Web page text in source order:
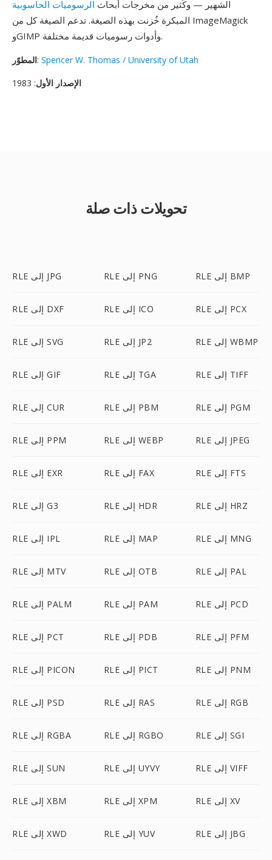
الشهير — وكُثير من مخرجات أبحاث الرسوميات الحاسوبية
المبكرة خُزنت بهذه الصيغة. تدعم الصيغة كل من ImageMagick
وGIMP وأدوات رسوميات قديمة مختلفة.
المطوّر: Spencer W. Thomas / University of Utah
الإصدار الأول: 1983
تحويلات ذات صلة
RLE إلى JPG RLE إلى PNG RLE إلى BMP
RLE إلى DXF RLE إلى ICO RLE إلى PCX
RLE إلى SVG RLE إلى JP2 RLE إلى WBMP
RLE إلى GIF RLE إلى TGA RLE إلى TIFF
RLE إلى CUR RLE إلى PBM RLE إلى PGM
RLE إلى PPM RLE إلى WEBP RLE إلى JPEG
RLE إلى EXR RLE إلى FAX RLE إلى FTS
RLE إلى G3 RLE إلى HDR RLE إلى HRZ
RLE إلى IPL RLE إلى MAP RLE إلى MNG
RLE إلى MTV RLE إلى OTB RLE إلى PAL
RLE إلى PALM RLE إلى PAM RLE إلى PCD
RLE إلى PCT RLE إلى PDB RLE إلى PFM
RLE إلى PICON RLE إلى PICT RLE إلى PNM
RLE إلى PSD RLE إلى RAS RLE إلى RGB
RLE إلى RGBA RLE إلى RGBO RLE إلى SGI
RLE إلى SUN RLE إلى UYVY RLE إلى VIFF
RLE إلى XBM RLE إلى XPM RLE إلى XV
RLE إلى XWD RLE إلى YUV RLE إلى JBG